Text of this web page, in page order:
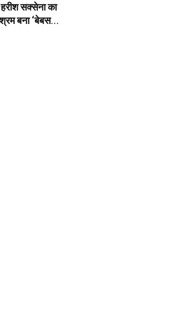
सक्सेना का
बना ‘बेबस...